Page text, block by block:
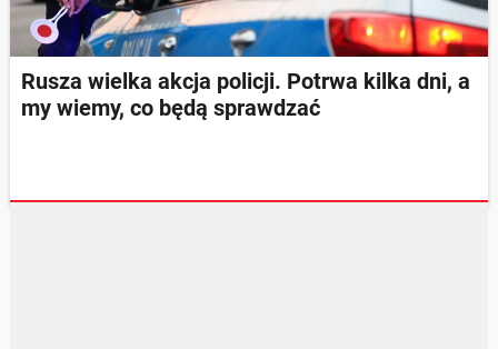
Rusza wielka akcja policji. Potrwa kilka dni, a
my wiemy, co będą sprawdzać